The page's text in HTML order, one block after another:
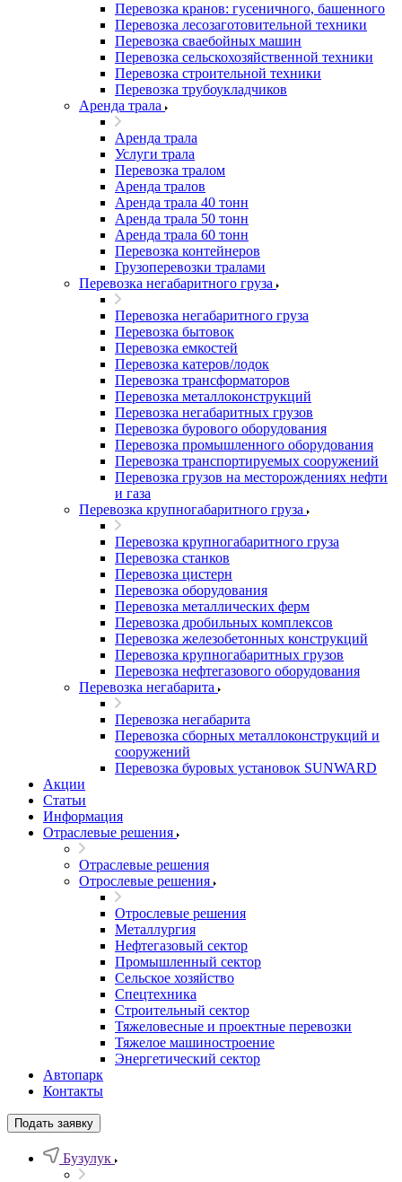
Перевозка кранов: гусеничного, башенного
Перевозка лесозаготовительной техники
Перевозка сваебойных машин
Перевозка сельскохозяйственной техники
Перевозка строительной техники
Перевозка трубоукладчиков
Аренда трала
Аренда трала
Услуги трала
Перевозка тралом
Аренда тралов
Аренда трала 40 тонн
Аренда трала 50 тонн
Аренда трала 60 тонн
Перевозка контейнеров
Грузоперевозки тралами
Перевозка негабаритного груза
Перевозка негабаритного груза
Перевозка бытовок
Перевозка емкостей
Перевозка катеров/лодок
Перевозка трансформаторов
Перевозка металлоконструкций
Перевозка негабаритных грузов
Перевозка бурового оборудования
Перевозка промышленного оборудования
Перевозка транспортируемых сооружений
Перевозка грузов на месторождениях нефти
и газа
Перевозка крупногабаритного груза
Перевозка крупногабаритного груза
Перевозка станков
Перевозка цистерн
Перевозка оборудования
Перевозка металлических ферм
Перевозка дробильных комплексов
Перевозка железобетонных конструкций
Перевозка крупногабаритных грузов
Перевозка нефтегазового оборудования
Перевозка негабарита
Перевозка негабарита
Перевозка сборных металлоконструкций и
сооружений
Перевозка буровых установок SUNWARD
Акции
Статьи
Информация
Отраслевые решения
Отраслевые решения
Отрослевые решения
Отрослевые решения
Металлургия
Нефтегазовый сектор
Промышленный сектор
Сельское хозяйство
Спецтехника
Строительный сектор
Тяжеловесные и проектные перевозки
Тяжелое машиностроение
Энергетический сектор
Автопарк
Контакты
Подать заявку
Бузулук